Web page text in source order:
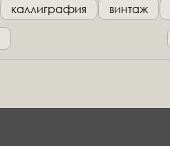
каллиграфия винтаж